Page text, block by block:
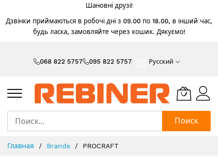
Шановні друзі!
Дзвінки приймаються в робочі дні з 09.00 по 18.00, в інший час,
будь ласка, замовляйте через кошик. Дякуємо!
068 822 5757 095 822 5757 Русский
Поиск
Главная Brands PROCRAFT